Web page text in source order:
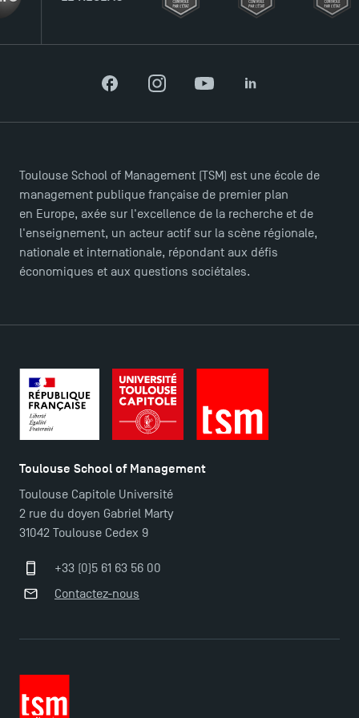
2025 !
Ouverture des candidatures en Master pour 2024-
2025
Trouvez votre Master pour l’année 2024-2025
2024-2025 à TSM !
FacebookInstagramYouTubeLinkedIn
Toulouse School of Management (TSM) est une école de
management publique française de premier plan
en Europe, axée sur l'excellence de la recherche et de
l'enseignement, un acteur actif sur la scène régionale,
nationale et internationale, répondant aux défis
économiques et aux questions sociétales.
Toulouse School of Management
Toulouse Capitole Université
2 rue du doyen Gabriel Marty
31042 Toulouse Cedex 9
+33 (0)5 61 63 56 00
Contactez-nous